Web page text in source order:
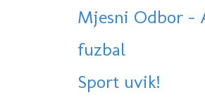
Mjesni Odbor -
fuzbal
Sport uvik!